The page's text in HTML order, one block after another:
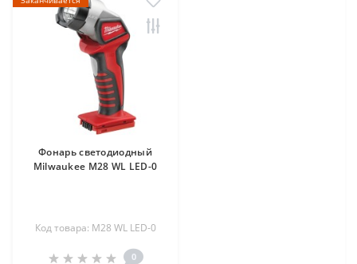
Фонарь светодиодный
Milwaukee M28 WL LED-0
Код товара: M28 WL LED-0
0